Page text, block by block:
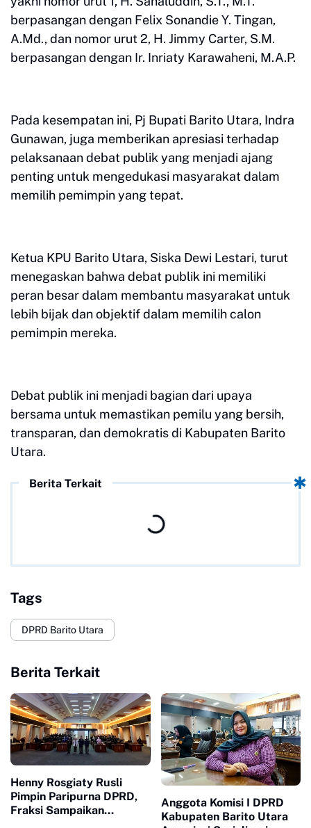
berpasangan dengan Felix Sonandie Y. Tingan,
A.Md., dan nomor urut 2, H. Jimmy Carter, S.M.
berpasangan dengan Ir. Inriaty Karawaheni, M.A.P.
Pada kesempatan ini, Pj Bupati Barito Utara, Indra
Gunawan, juga memberikan apresiasi terhadap
pelaksanaan debat publik yang menjadi ajang
penting untuk mengedukasi masyarakat dalam
memilih pemimpin yang tepat.
Ketua KPU Barito Utara, Siska Dewi Lestari, turut
menegaskan bahwa debat publik ini memiliki
peran besar dalam membantu masyarakat untuk
lebih bijak dan objektif dalam memilih calon
pemimpin mereka.
Debat publik ini menjadi bagian dari upaya
bersama untuk memastikan pemilu yang bersih,
transparan, dan demokratis di Kabupaten Barito
Utara.
Berita Terkait
Tags
DPRD Barito Utara
Berita Terkait
Henny Rosgiaty Rusli
Pimpin Paripurna DPRD,
Fraksi Sampaikan
Anggota Komisi I DPRD
Kabupaten Barito Utara